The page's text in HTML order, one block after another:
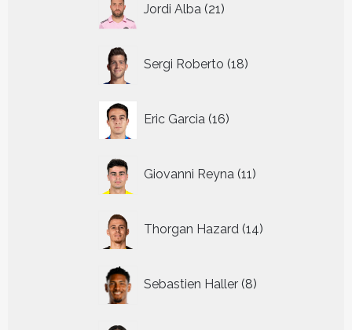
Jordi Alba 21
producten
Sergi Roberto 18
producten
Eric Garcia 16
producten
Giovanni Reyna 11
producten
Thorgan Hazard 14
producten
Sebastien Haller 8
producten